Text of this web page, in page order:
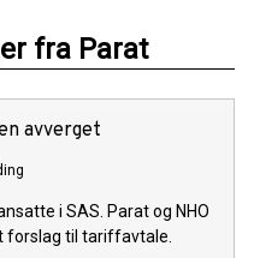
fra Parat
avverget
i SAS. Parat og NHO
forslag til tariffavtale.